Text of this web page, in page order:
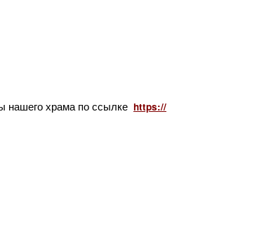
нашего храма по ссылке https://